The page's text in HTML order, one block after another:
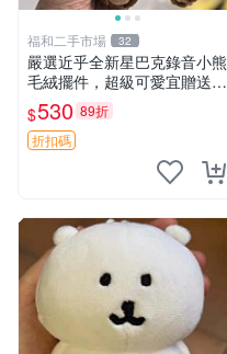
福和二手市場 32
嚴選近乎全新星巴克錄音小熊
毛絨擺件，超級可愛宜贈送掛
飾 錄音小熊 毛絨擺件 贈品
$530 89折
折扣碼